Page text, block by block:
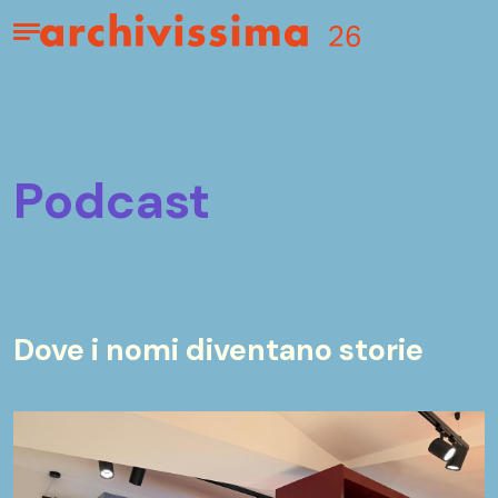
Home page
Apri il menu
podcast
Dove i nomi diventano storie